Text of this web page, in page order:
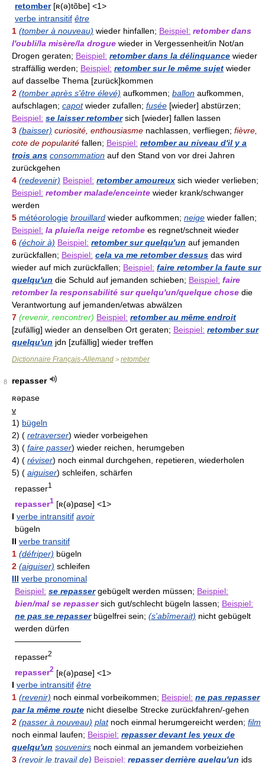
retomber[ʀ(ə)tõbe] <1>
verbe intransitif être
1 (tomber à nouveau) wieder hinfallen; Beispiel: retomber dans
l'oubli/la misère/la drogue wieder in Vergessenheit/in Not/an
Drogen geraten; Beispiel: retomber dans la délinquance wieder
straffällig werden; Beispiel: retomber sur le même sujet wieder
auf dasselbe Thema [zurück]kommen
2 (tomber après s'être élevé) aufkommen; ballon aufkommen,
aufschlagen; capotwieder zufallen; fusée [wieder] abstürzen;
Beispiel: se laisser retombersich [wieder] fallen lassen
3 (baisser) curiosité, enthousiasme nachlassen, verfliegen; fièvre,
cote de popularité fallen; Beispiel: retomber au niveau d'il y a
trois ans consommation auf den Stand von vor drei Jahren
zurückgehen
4 (redevenir) Beispiel: retomber amoureux sich wieder verlieben;
Beispiel: retomber malade/enceinte wieder krank/schwanger
werden
5 météorologie brouillard wieder aufkommen; neige wieder fallen;
Beispiel: la pluie/la neige retombe es regnet/schneit wieder
6 (échoir à) Beispiel: retomber sur quelqu'un auf jemanden
zurückfallen; Beispiel: cela va me retomber dessus das wird
wieder auf mich zurückfallen; Beispiel: faire retomber la faute sur
quelqu'un die Schuld auf jemanden schieben; Beispiel: faire
retomber la responsabilité sur quelqu'un/quelque chose die
Verantwortung auf jemanden/etwas abwälzen
7 (revenir, rencontrer) Beispiel: retomber au même endroit
[zufällig] wieder an denselben Ort geraten; Beispiel: retomber sur
quelqu'un jdn [zufällig] wieder treffen
Dictionnaire Français-Allemand > retomber
8
repasser
ʀəpase
v
1) bügeln
2) ( retraverser) wieder vorbeigehen
3) ( faire passer) wieder reichen, herumgeben
4) ( réviser) noch einmal durchgehen, repetieren, wiederholen
5) ( aiguiser) schleifen, schärfen
repasser1
repasser1 [ʀ(ə)pαse] <1>
I verbe intransitif avoir
bügeln
II verbe transitif
1 (défriper) bügeln
2 (aiguiser) schleifen
III verbe pronominal
Beispiel: se repassergebügelt werden müssen; Beispiel:
bien/mal se repassersich gut/schlecht bügeln lassen; Beispiel:
ne pas se repasserbügelfrei sein; (s'abîmerait) nicht gebügelt
werden dürfen
————————
repasser2
repasser2 [ʀ(ə)pαse] <1>
I verbe intransitif être
1 (revenir) noch einmal vorbeikommen; Beispiel: ne pas repasser
par la même route nicht dieselbe Strecke zurückfahren/-gehen
2 (passer à nouveau) platnoch einmal herumgereicht werden; film
noch einmal laufen; Beispiel: repasser devant les yeux de
quelqu'un souvenirs noch einmal an jemandem vorbeiziehen
3 (revoir le travail de) Beispiel: repasser derrière quelqu'un jds